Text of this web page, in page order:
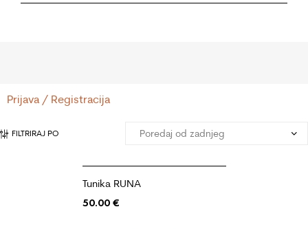
Prijava / Registracija
FILTRIRAJ PO
Tunika RUNA
50.00 €